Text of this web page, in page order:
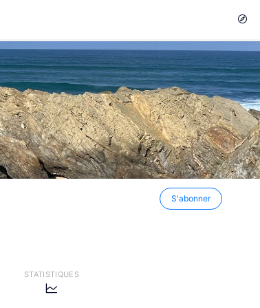
S'abonner
STATISTIQUES